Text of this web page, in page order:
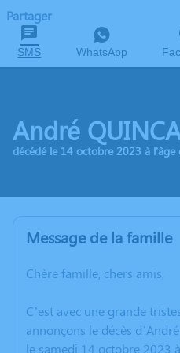
Partager
SMS WhatsApp
André
décédé le 14 octobre 2023 à l'âge
Message de la famille
Chère famille, chers amis,
C’est avec une grande
annonçons le décès
le samedi 14 octobre 2023